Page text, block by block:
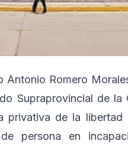
Antonio Romero
Supraprovincial de la
privativa de la
persona en